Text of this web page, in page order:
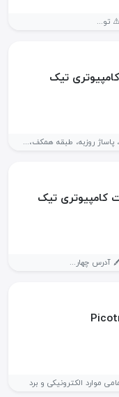
تو...
تیک️
روزبه، طبقه همکف،...
کامپیوتری تیک️
آدرس چهار...
موارد الکترونیکی و برد